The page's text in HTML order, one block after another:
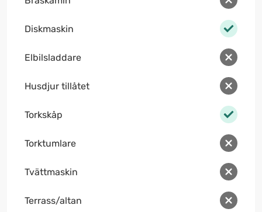
Diskmaskin
Elbilsladdare
Husdjur tillåtet
Torkskåp
Torktumlare
Tvättmaskin
Terrass/altan